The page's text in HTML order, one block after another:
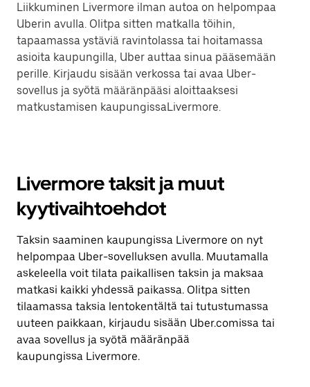
Liikkuminen Livermore ilman autoa on helpompaa
Uberin avulla. Olitpa sitten matkalla töihin,
tapaamassa ystäviä ravintolassa tai hoitamassa
asioita kaupungilla, Uber auttaa sinua pääsemään
perille. Kirjaudu sisään verkossa tai avaa Uber-
sovellus ja syötä määränpääsi aloittaaksesi
matkustamisen kaupungissaLivermore.
Livermore taksit ja muut
kyytivaihtoehdot
Taksin saaminen kaupungissa Livermore on nyt
helpompaa Uber-sovelluksen avulla. Muutamalla
askeleella voit tilata paikallisen taksin ja maksaa
matkasi kaikki yhdessä paikassa. Olitpa sitten
tilaamassa taksia lentokentältä tai tutustumassa
uuteen paikkaan, kirjaudu sisään Uber.comissa tai
avaa sovellus ja syötä määränpää
kaupungissa Livermore.